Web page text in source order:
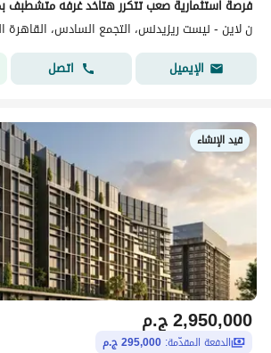
ن لاين - نيست ريزيدنس، التجمع السادس، القاهرة
الإيميل
اتصل
قيد الإنشاء
ج.م2,950,000
الدفعة المقدّمة: 295,000 ج.م